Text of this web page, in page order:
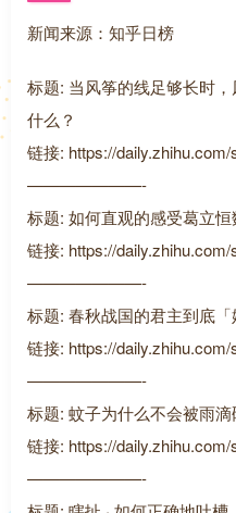
新闻来源：知乎日榜
标题: 当风筝的线足够长时
什么？
链接: https://
———————-
标题: 如何直观的感受葛立恒
链接: https://
———————-
标题: 春秋战国的君主到底「
链接: https://
———————-
标题: 蚊子为什么不会被雨滴
链接: https://
———————-